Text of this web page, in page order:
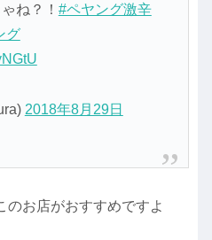
ね？！ #ペヤング激辛
グ
2018年8月29日
のお店がおすすめですよ